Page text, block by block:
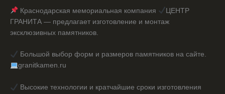
Краснодарская мемориальная компания
ЦЕНТР
ГРАНИТА — предлагает изготовление и монтаж
эксклюзивных памятников.
Большой выбор форм и размеров памятников на сайте.
granitkamen.ru
Высокие технологии и кратчайшие сроки изготовления